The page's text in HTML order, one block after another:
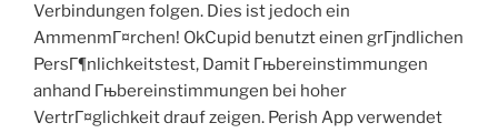
Verbindungen folgen. Dies ist jedoch ein
AmmenmГ¤rchen! OkCupid benutzt einen grГјndlichen
PersГ¶nlichkeitstest, Damit Гњbereinstimmungen
anhand Гњbereinstimmungen bei hoher
VertrГ¤glichkeit drauf zeigen. Perish App verwendet